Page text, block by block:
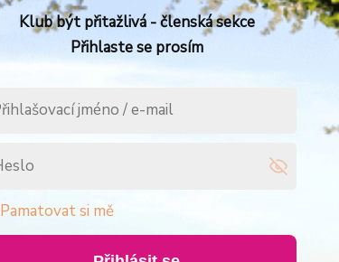
Klub být přitažlivá - členská sekce
Přihlaste se prosím
Pamatovat si mě